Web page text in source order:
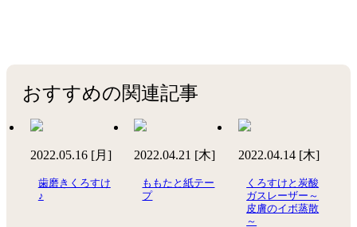
おすすめの関連記事
2022.05.16 [月]
歯磨きくろすけ
♪
2022.04.21 [木]
ももたと紙テー
プ
2022.04.14 [木]
くろすけと炭酸
ガスレーザー～
皮膚のイボ蒸散
～